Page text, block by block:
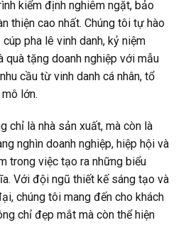
kiểm định nghiêm ngặt, bảo
thiện cao nhất. Chúng tôi tự hào
pha lê vinh danh, kỷ niệm
quà tặng doanh nghiệp với mẫu
cầu từ vinh danh cá nhân, tổ
lớn.
chỉ là nhà sản xuất, mà còn là
nghìn doanh nghiệp, hiệp hội và
trong việc tạo ra những biểu
Với đội ngũ thiết kế sáng tạo và
chúng tôi mang đến cho khách
chỉ đẹp mắt mà còn thể hiện